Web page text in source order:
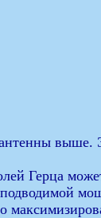
выше.
Герца